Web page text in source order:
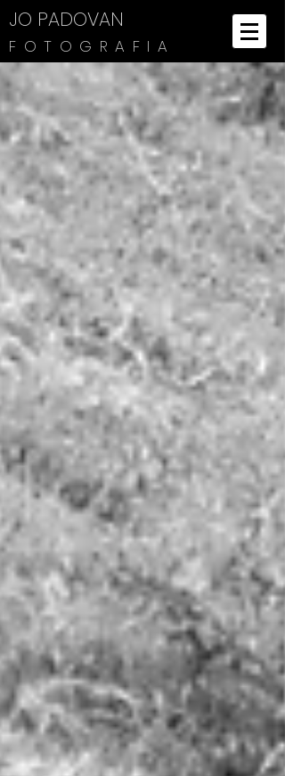
JO PADOVAN
FOTOGRAFIA